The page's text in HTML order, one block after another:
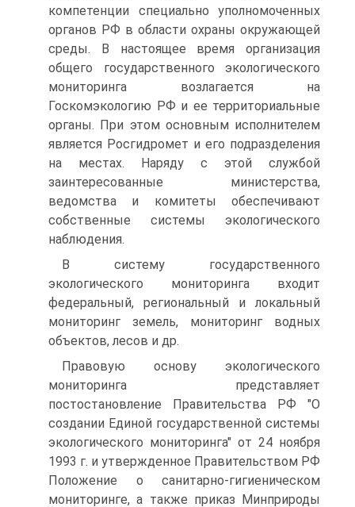
компетенции специально уполномоченных
органов РФ в области охраны окружающей
среды. В настоящее время организация
общего государственного экологического
мониторинга возлагается на
Госкомэкологию РФ и ее территориальные
органы. При этом основным исполнителем
является Росгидромет и его подразделения
на местах. Наря­ду с этой службой
заинтересованные министерства,
ведомства и комитеты обеспечивают
собственные системы экологического
наблюдения.
В систему государственного
экологического мониторинга входит
федеральный, региональный и локальный
мониторинг земель, мониторинг водных
объектов, лесов и др.
Правовую основу экологического
мониторинга представляет
постостановление Правительства РФ "О
создании Единой государственной системы
экологического мониторинга" от 24 ноября
1993 г. и утвержденное Правительством РФ
Положение о санитарно-гигиеническом
мониторинге, а также приказ Минприроды